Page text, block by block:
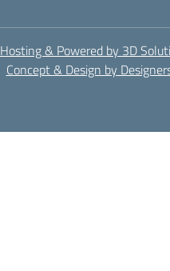
Hosting & Powered by 3D
Concept & Design by